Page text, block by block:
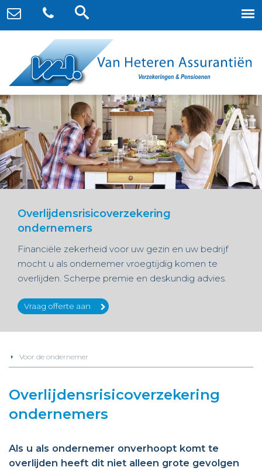
Overlijdensrisicoverzekering
ondernemers
Financiële zekerheid voor uw gezin en uw bedrijf
mocht u als ondernemer vroegtijdig komen te
overlijden. Scherpe premie en deskundig advies.
Vraag offerte aan
Voor de ondernemer
Overlijdensrisicoverzekering
ondernemers
Als u als ondernemer onverhoopt komt te
overlijden heeft dit niet alleen grote gevolgen